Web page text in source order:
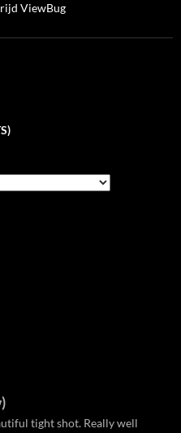
ViewBug
tight shot. Really well